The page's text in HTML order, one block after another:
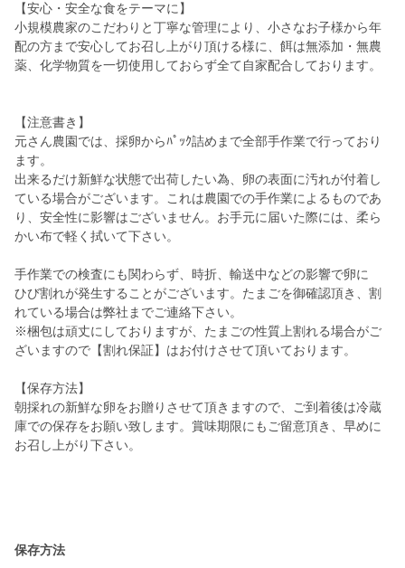
【安心・安全な食をテーマに】
小規模農家のこだわりと丁寧な管理により、小さなお子様から年
配の方まで安心してお召し上がり頂ける様に、餌は無添加・無農
薬、化学物質を一切使用しておらず全て自家配合しております。
【注意書き】
元さん農園では、採卵からﾊﾟｯｸ詰めまで全部手作業で行っており
ます。
出来るだけ新鮮な状態で出荷したい為、卵の表面に汚れが付着し
ている場合がございます。これは農園での手作業によるものであ
り、安全性に影響はございません。お手元に届いた際には、柔ら
かい布で軽く拭いて下さい。
手作業での検査にも関わらず、時折、輸送中などの影響で卵に
ひび割れが発生することがございます。たまごを御確認頂き、割
れている場合は弊社までご連絡下さい。
※梱包は頑丈にしておりますが、たまごの性質上割れる場合がご
ざいますので【割れ保証】はお付けさせて頂いております。
【保存方法】
朝採れの新鮮な卵をお贈りさせて頂きますので、ご到着後は冷蔵
庫での保存をお願い致します。賞味期限にもご留意頂き、早めに
お召し上がり下さい。
保存方法